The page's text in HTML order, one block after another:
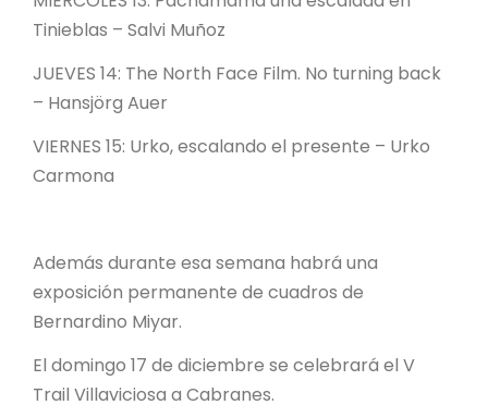
Tinieblas – Salvi Muñoz
JUEVES 14: The North Face Film. No turning back
– Hansjörg Auer
VIERNES 15: Urko, escalando el presente – Urko
Carmona
Además durante esa semana habrá una
exposición permanente de cuadros de
Bernardino Miyar.
El domingo 17 de diciembre se celebrará el V
Trail Villaviciosa a Cabranes.